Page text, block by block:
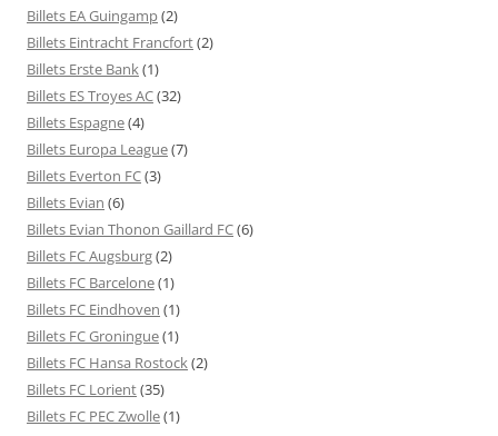
Billets EA Guingamp(2)
Billets Eintracht Francfort(2)
Billets Erste Bank(1)
Billets ES Troyes AC(32)
Billets Espagne(4)
Billets Europa League(7)
Billets Everton FC(3)
Billets Evian (6)
Billets Evian Thonon Gaillard FC(6)
Billets FC Augsburg(2)
Billets FC Barcelone(1)
Billets FC Eindhoven (1)
Billets FC Groningue(1)
Billets FC Hansa Rostock(2)
Billets FC Lorient(35)
Billets FC PEC Zwolle(1)